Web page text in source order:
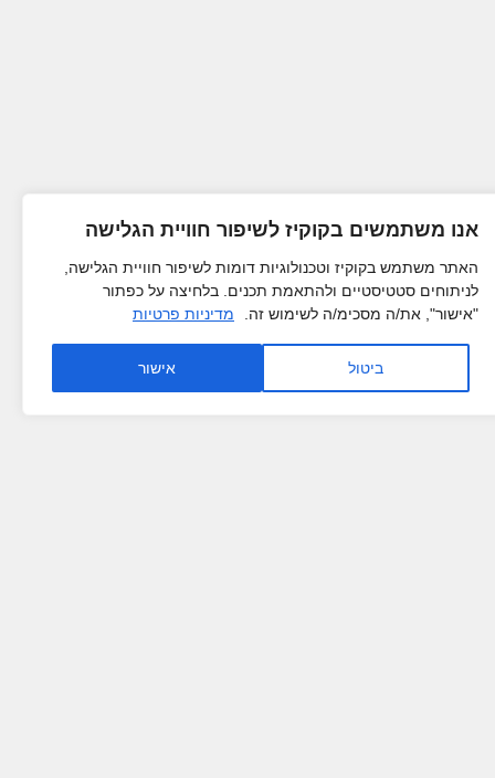
אנו משתמשים בקוקיז לשיפור חוויית הגלישה
האתר משתמש בקוקיז וטכנולוגיות דומות לשיפור חוויית הגלישה,
לניתוחים סטטיסטיים ולהתאמת תכנים. בלחיצה על כפתור
"אישור", את/ה מסכימ/ה לשימוש זה.
מדיניות פרטיות
ביטול אישור